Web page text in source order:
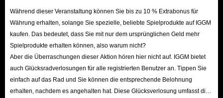
Während dieser Veranstaltung können Sie bis zu 10 % Extrabonus für
Währung erhalten, solange Sie spezielle, beliebte Spielprodukte auf IGGM
kaufen. Das bedeutet, dass Sie mit nur dem ursprünglichen Geld mehr
Spielprodukte erhalten können, also warum nicht?
Aber die Überraschungen dieser Aktion hören hier nicht auf. IGGM bietet
auch Glücksradverlosungen für alle registrierten Benutzer an. Tippen Sie
einfach auf das Rad und Sie können die entsprechende Belohnung
erhalten, nachdem es angehalten hat. Diese Glücksverlosung umfasst die